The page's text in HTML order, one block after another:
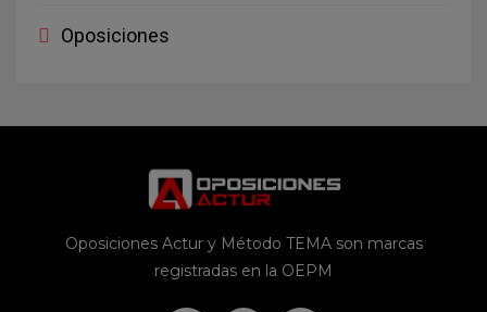
Oposiciones
Oposiciones Actur y Método TEMA son marcas
registradas en la OEPM